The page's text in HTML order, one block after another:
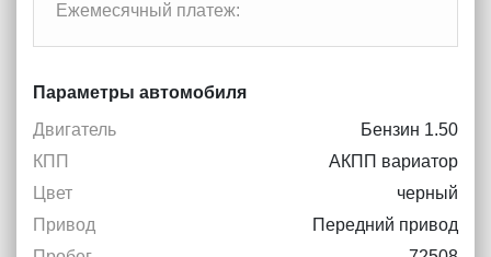
Ежемесячный платеж:
Параметры автомобиля
Двигатель
Бензин 1.50
КПП
АКПП вариатор
Цвет
черный
Привод
Передний привод